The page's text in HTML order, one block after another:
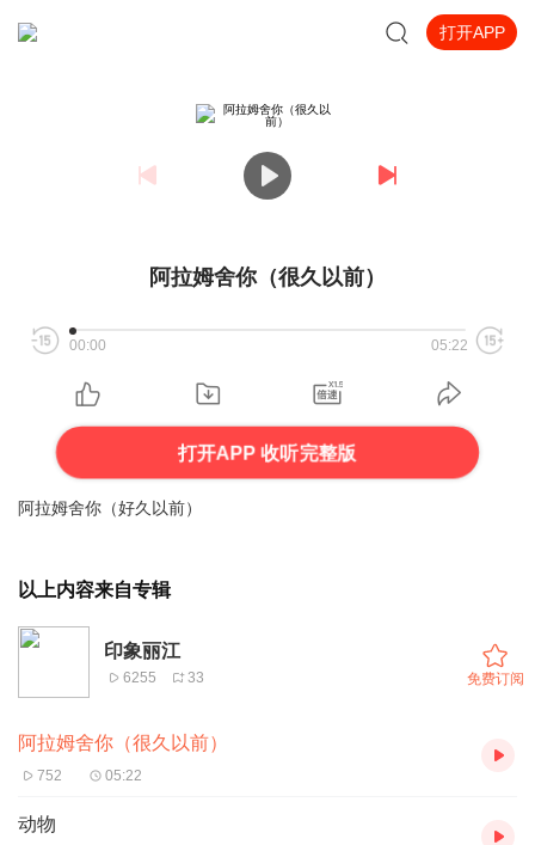
打开APP
阿拉姆舍你（很久以前）
00:00 05:22
打开APP 收听完整版
阿拉姆舍你（好久以前）
以上内容来自专辑
印象丽江
6255 33 免费订阅
阿拉姆舍你（很久以前）
752 05:22
动物